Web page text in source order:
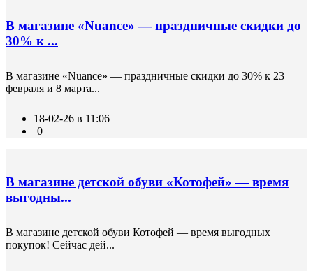
В магазине «Nuance» — праздничные скидки до
30% к ...
В магазине «Nuance» — праздничные скидки до 30% к 23
февраля и 8 марта...
18-02-26 в 11:06
0
В магазине детской обуви «Котофей» — время
выгодны...
В магазине детской обуви Котофей — время выгодных
покупок! Сейчас дей...